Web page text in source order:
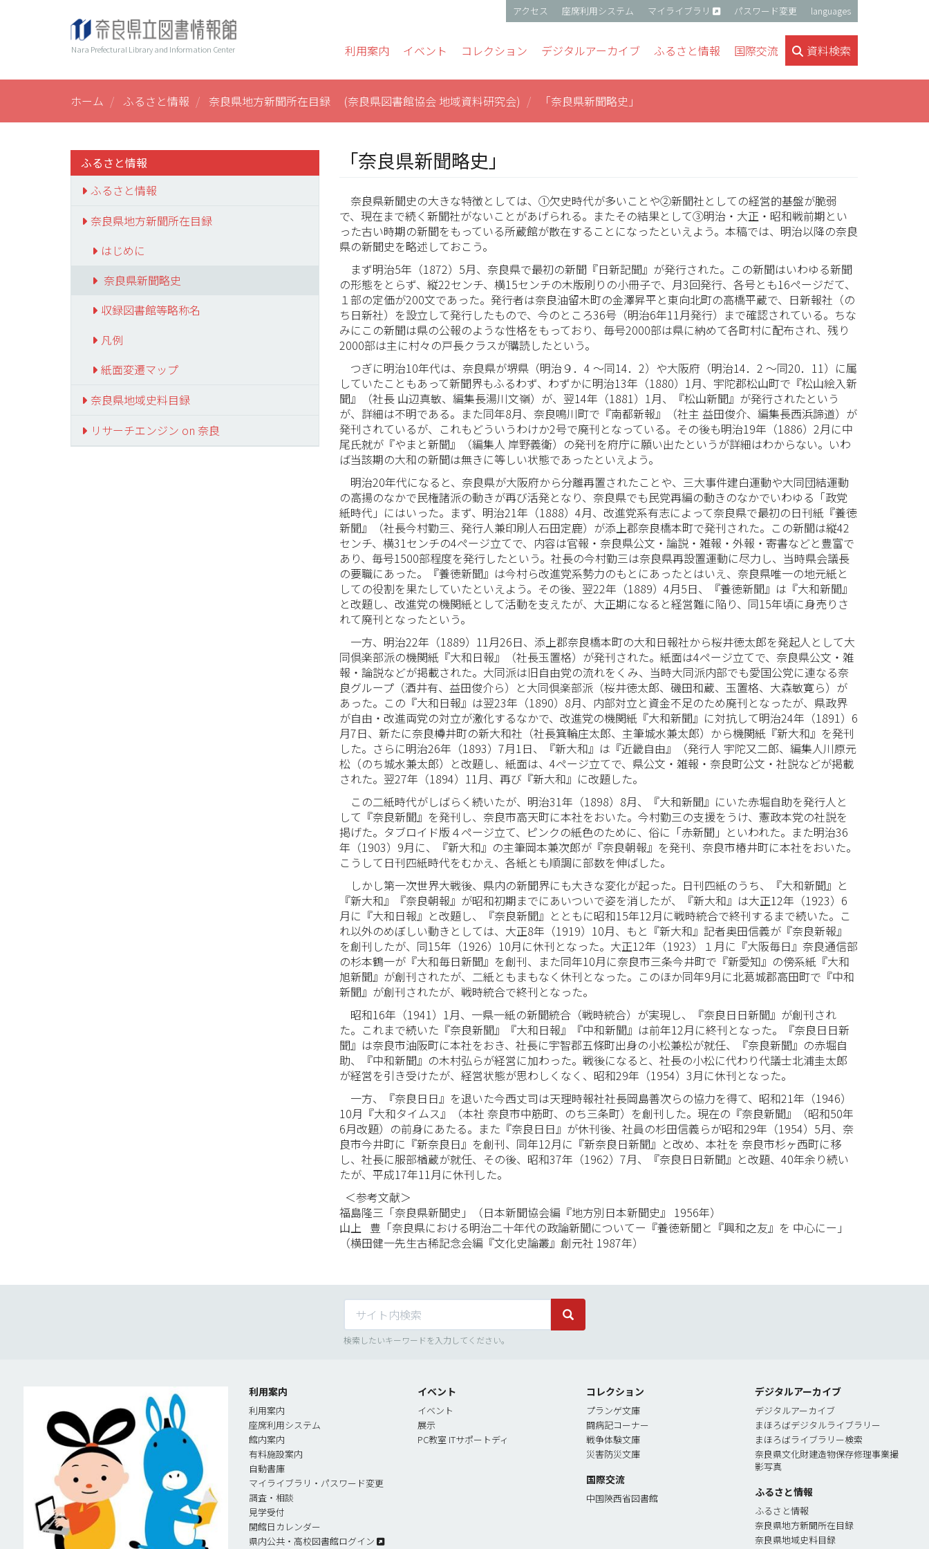
テ
Nara Prefectural Library and Information Center
ー
アクセス 座席利用システム マイライブラリ パスワード変更 languages
navigation利用案内 イベント コレクション デジタルアーカイブ ふるさと情報 国際交流 資料検索
ホーム ふるさと情報 奈良県地方新聞所在目録 (奈良県図書館協会 地域資料研究会) 「奈良県新聞略史」
ふるさと情報
ふるさと情報
奈良県地方新聞所在目録
はじめに
奈良県新聞略史
収録図書館等略称名
凡例
紙面変遷マップ
奈良県地域史料目録
リサーチエンジン on 奈良
「奈良県新聞略史」
奈良県新聞史の大きな特徴としては、①欠史時代が多いことや②新聞社としての経営的基盤が脆弱
で、現在まで続く新聞社がないことがあげられる。またその結果として③明治・大正・昭和戦前期とい
った古い時期の新聞をもっている所蔵館が散在することになったといえよう。本稿では、明治以降の奈良
県の新聞史を略述しておこう。
まず明治5年（1872）5月、奈良県で最初の新聞『日新記聞』が発行された。この新聞はいわゆる新聞
の形態をとらず、縦22センチ、横15センチの木版刷りの小冊子で、月3回発行、各号とも16ページだて、
１部の定価が200文であった。発行者は奈良油留木町の金澤昇平と東向北町の高橋平蔵で、日新報社（の
ち日新社）を設立して発行したもので、今のところ36号（明治6年11月発行）まで確認されている。ちな
みにこの新聞は県の公報のような性格をもっており、毎号2000部は県に納めて各町村に配布され、残り
2000部は主に村々の戸長クラスが購読したという。
つぎに明治10年代は、奈良県が堺県（明治９．4 ～同14．2）や大阪府（明治14．2 ～同20．11）に属
していたこともあって新聞界もふるわず、わずかに明治13年（1880）1月、宇陀郡松山町で『松山絵入新
聞』（社長 山辺真敏、編集長湯川文嶺）が、翌14年（1881）1月、『松山新聞』が発行されたという
が、詳細は不明である。また同年8月、奈良鳴川町で『南都新報』（社主 益田俊介、編集長西浜諦道）が
発刊されているが、これもどういうわけか2号で廃刊となっている。その後も明治19年（1886）2月に中
尾氏就が『やまと新聞』（編集人 岸野義衛）の発刊を府庁に願い出たというが詳細はわからない。いわ
ば当該期の大和の新聞は無きに等しい状態であったといえよう。
明治20年代になると、奈良県が大阪府から分離再置されたことや、三大事件建白運動や大同団結運動
の高揚のなかで民権諸派の動きが再び活発となり、奈良県でも民党再編の動きのなかでいわゆる「政党
紙時代」にはいった。まず、明治21年（1888）4月、改進党系有志によって奈良県で最初の日刊紙『養徳
新聞』（社長今村勤三、発行人兼印刷人石田定鹿）が添上郡奈良橋本町で発刊された。この新聞は縦42
センチ、横31センチの4ページ立てで、内容は官報・奈良県公文・論説・雑報・外報・寄書などと豊富で
あり、毎号1500部程度を発行したという。社長の今村勤三は奈良県再設置運動に尽力し、当時県会議長
の要職にあった。『養徳新聞』は今村ら改進党系勢力のもとにあったとはいえ、奈良県唯一の地元紙と
しての役割を果たしていたといえよう。その後、翌22年（1889）4月5日、『養徳新聞』は『大和新聞』
と改題し、改進党の機関紙として活動を支えたが、大正期になると経営難に陥り、同15年頃に身売りさ
れて廃刊となったという。
一方、明治22年（1889）11月26日、添上郡奈良橋本町の大和日報社から桜井徳太郎を発起人として大
同倶楽部派の機関紙『大和日報』（社長玉置格）が発刊された。紙面は4ページ立てで、奈良県公文・雑
報・論説などが掲載された。大同派は旧自由党の流れをくみ、当時大同派内部でも愛国公党に連なる奈
良グループ（酒井有、益田俊介ら）と大同倶楽部派（桜井徳太郎、磯田和蔵、玉置格、大森敏寛ら）が
あった。この『大和日報』は翌23年（1890）8月、内部対立と資金不足のため廃刊となったが、県政界
が自由・改進両党の対立が激化するなかで、改進党の機関紙『大和新聞』に対抗して明治24年（1891）6
月7日、新たに奈良樽井町の新大和社（社長箕輪庄太郎、主筆城水兼太郎）から機関紙『新大和』を発刊
した。さらに明治26年（1893）7月1日、『新大和』は『近畿自由』（発行人 宇陀又二郎、編集人川原元
松（のち城水兼太郎）と改題し、紙面は、4ページ立てで、県公文・雑報・奈良町公文・社説などが掲載
された。翌27年（1894）11月、再び『新大和』に改題した。
この二紙時代がしばらく続いたが、明治31年（1898）8月、『大和新聞』にいた赤堀自助を発行人と
して『奈良新聞』を発刊し、奈良市高天町に本社をおいた。今村勤三の支援をうけ、憲政本党の社説を
掲げた。タブロイド版４ページ立て、ピンクの紙色のために、俗に「赤新聞」といわれた。また明治36
年（1903）9月に、『新大和』の主筆岡本兼次郎が『奈良朝報』を発刊、奈良市椿井町に本社をおいた。
こうして日刊四紙時代をむかえ、各紙とも順調に部数を伸ばした。
しかし第一次世界大戦後、県内の新聞界にも大きな変化が起った。日刊四紙のうち、『大和新聞』と
『新大和』『奈良朝報』が昭和初期までにあいついで姿を消したが、『新大和』は大正12年（1923）6
月に『大和日報』と改題し、『奈良新聞』とともに昭和15年12月に戦時統合で終刊するまで続いた。こ
れ以外のめぼしい動きとしては、大正8年（1919）10月、もと『新大和』記者奥田信義が『奈良新報』
を創刊したが、同15年（1926）10月に休刊となった。大正12年（1923）１月に『大阪毎日』奈良通信部
の杉本鶴一が『大和毎日新聞』を創刊、また同年10月に奈良市三条今井町で『新愛知』の傍系紙『大和
旭新聞』が創刊されたが、二紙ともまもなく休刊となった。このほか同年9月に北葛城郡高田町で『中和
新聞』が創刊されたが、戦時統合で終刊となった。
昭和16年（1941）1月、一県一紙の新聞統合（戦時統合）が実現し、『奈良日日新聞』が創刊され
た。これまで続いた『奈良新聞』『大和日報』『中和新聞』は前年12月に終刊となった。『奈良日日新
聞』は奈良市油阪町に本社をおき、社長に宇智郡五條町出身の小松兼松が就任、『奈良新聞』の赤堀自
助、『中和新聞』の木村弘らが経営に加わった。戦後になると、社長の小松に代わり代議士北浦圭太郎
が経営を引き受けたが、経営状態が思わしくなく、昭和29年（1954）3月に休刊となった。
一方、『奈良日日』を退いた今西丈司は天理時報社社長岡島善次らの協力を得て、昭和21年（1946）
10月『大和タイムス』（本社 奈良市中筋町、のち三条町）を創刊した。現在の『奈良新聞』（昭和50年
6月改題）の前身にあたる。また『奈良日日』が休刊後、社員の杉田信義らが昭和29年（1954）5月、奈
良市今井町に『新奈良日』を創刊、同年12月に『新奈良日新聞』と改め、本社を 奈良市杉ヶ西町に移
し、社長に服部楢蔵が就任、その後、昭和37年（1962）7月、『奈良日日新聞』と改題、40年余り続い
たが、平成17年11月に休刊した。
＜参考文献＞
福島隆三「奈良県新聞史」（日本新聞協会編『地方別日本新聞史』 1956年）
山上 豊「奈良県における明治二十年代の政論新聞についてー『養徳新聞と『興和之友』を 中心にー」
（横田健一先生古稀記念会編『文化史論叢』創元社 1987年）
サイト内検索 サイト内検索
検索したいキーワードを入力してください。
利用案内
利用案内
座席利用システム
館内案内
有料施設案内
自動書庫
マイライブラリ・パスワード変更
調査・相談
見学受付
開館日カレンダー
県内公共・高校図書館ログイン
イベント
イベント
展示
PC教室 ITサポートディ
コレクション
プランゲ文庫
闘病記コーナー
戦争体験文庫
災害防災文庫
国際交流
中国陝西省図書館
デジタルアーカイブ
デジタルアーカイブ
まほろばデジタルライブラリー
まほろばライブラリー検索
奈良県文化財建造物保存修理事業撮
影写真
ふるさと情報
ふるさと情報
奈良県地方新聞所在目録
奈良県地域史料目録